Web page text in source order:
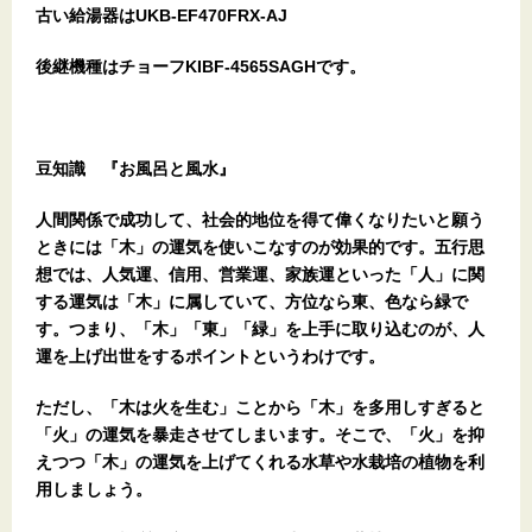
古い給湯器はUKB-EF470FRX-AJ
後継機種はチョーフKIBF-4565SAGHです。
豆知識 『お風呂と風水』
人間関係で成功して、社会的地位を得て偉くなりたいと願う
ときには「木」の運気を使いこなすのが効果的です。五行思
想では、人気運、信用、営業運、家族運といった「人」に関
する運気は「木」に属していて、方位なら東、色なら緑で
す。つまり、「木」「東」「緑」を上手に取り込むのが、人
運を上げ出世をするポイントというわけです。
ただし、「木は火を生む」ことから「木」を多用しすぎると
「火」の運気を暴走させてしまいます。そこで、「火」を抑
えつつ「木」の運気を上げてくれる水草や水栽培の植物を利
用しましょう。